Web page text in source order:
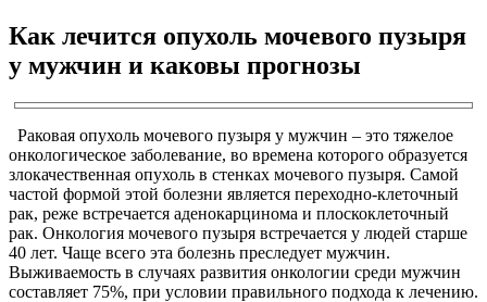
Как лечится опухоль мочевого пузыря
у мужчин и каковы прогнозы
Раковая опухоль мочевого пузыря у мужчин – это тяжелое
онкологическое заболевание, во времена которого образуется
злокачественная опухоль в стенках мочевого пузыря. Самой
частой формой этой болезни является переходно-клеточный
рак, реже встречается аденокарцинома и плоскоклеточный
рак. Онкология мочевого пузыря встречается у людей старше
40 лет. Чаще всего эта болезнь преследует мужчин.
Выживаемость в случаях развития онкологии среди мужчин
составляет 75%, при условии правильного подхода к лечению.